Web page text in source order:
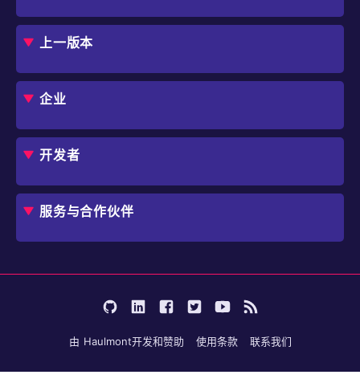
概述
框架
Studio
扩展组件市场
DevOps 云
业务流程自动化
价格
评估指南
Jmix 适合我的项目吗？
上一版本
CUBA 平台
企业
角色
IT 负责人
独立软件开发商
企业架构师
用户案例
用例
应用程序现代化
避免 SaaS/低代码 供应商费用和限制
内部工作流自动化
开发者
概述
选择 Jmix
开始使用
学习
服务与合作伙伴
培训
由 Haulmont开发和赞助 使用条款 联系我们